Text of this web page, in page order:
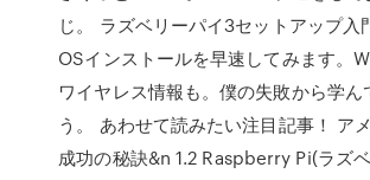
じ。 ラズベリーパイ3セットアップ入
OSインストールを早速してみます。
ワイヤレス情報も。僕の失敗から学ん
う。 あわせて読みたい注目記事！ ア
成功の秘訣&n 1.2 Raspberry Pi(ラズ